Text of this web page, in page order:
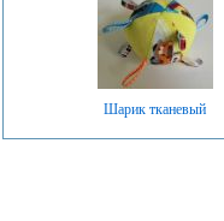
Шарик тканевый